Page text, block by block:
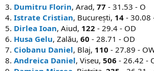
3. Dumitru Florin, Arad, 77 - 31.53 - O
4. Istrate Cristian, București, 14 - 30.08
5. Dirlea Ioan, Aiud, 122 - 29.4 - OD
6. Husa Gelu, Zalău, 60 - 28.71 - OD
7. Ciobanu Daniel, Blaj, 110 - 27.89 -
8. Andreica Daniel, Viseu, 506 - 26.42 -